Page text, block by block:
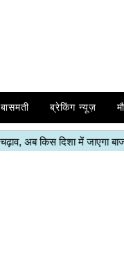
बासमती ब्रेकिंग न्यूज़